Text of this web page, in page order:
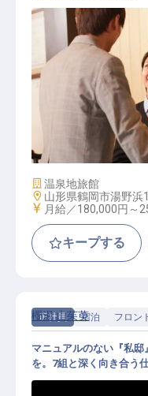
旅館の接客スタ
施設業態
温泉地旅館
勤務地
山形県鶴岡市湯野浜
給与
月給／180,000円～
キープする
正社員 宿泊 フロン
櫻湯 山茱萸
マニュアルのない『私
を。7組と深く向き合う